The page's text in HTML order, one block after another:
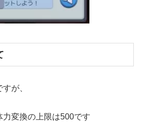
が、
力変換の上限は500です